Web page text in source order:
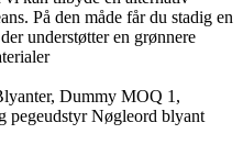
På den måde får du stadig en
understøtter en grønnere
, Dummy MOQ 1 ,
pegeudstyr Nøgleord blyant